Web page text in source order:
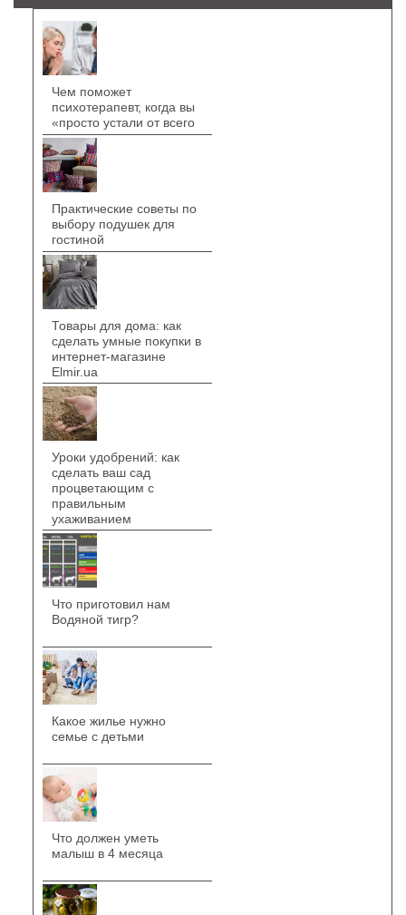
Чем поможет
психотерапевт, когда вы
«просто устали от всего
Практические советы по
выбору подушек для
гостиной
Товары для дома: как
сделать умные покупки в
интернет-магазине
Elmir.ua
Уроки удобрений: как
сделать ваш сад
процветающим с
правильным
ухаживанием
Что приготовил нам
Водяной тигр?
Какое жилье нужно
семье с детьми
Что должен уметь
малыш в 4 месяца